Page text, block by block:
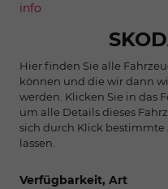
info
Hier finden Sie alle
können und die wir dann
werden. Klicken Sie in das
um alle Details dieses
sich durch Klick
lassen.
Verfügbarkeit, Art